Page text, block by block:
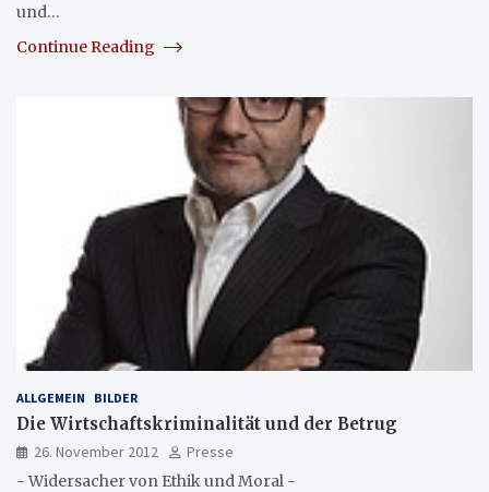
und…
Continue Reading
ALLGEMEIN BILDER
Die Wirtschaftskriminalität und der Betrug
26. November 2012
Presse
- Widersacher von Ethik und Moral -